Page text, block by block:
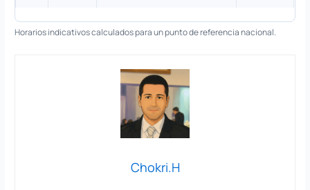
Horarios indicativos calculados para un punto de referencia nacional.
Chokri.H